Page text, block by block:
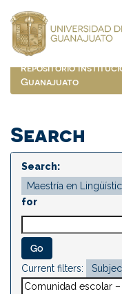
navigation
Repositorio
Guanajuato
Search
Search:
for
Current filters: